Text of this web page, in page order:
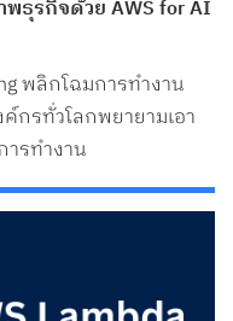
ธุรกิจด้วย AWS for AI
พลิกโฉมการทำงาน
กรทั่วโลกพยายามเอา
ารทำงาน